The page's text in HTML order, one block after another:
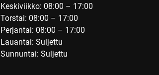
Keskiviikko: 08:00 – 17:00
Torstai: 08:00 – 17:00
Perjantai: 08:00 – 17:00
Lauantai: Suljettu
Sunnuntai: Suljettu